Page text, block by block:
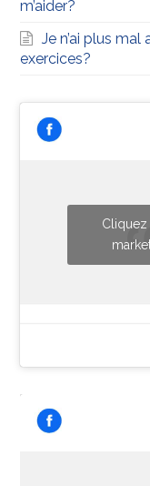
m’aider?
Je n’ai plus
exercices?